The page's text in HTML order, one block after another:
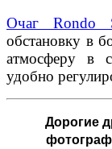
Очаг Rondo
обстановку в
атмосферу в
удобно
Дорогие